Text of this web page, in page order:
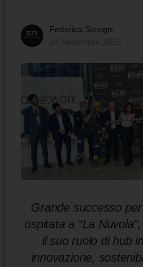
Federica Seregni
Grande successo
ospitata a “La
il suo ruolo di hub
innovazione,